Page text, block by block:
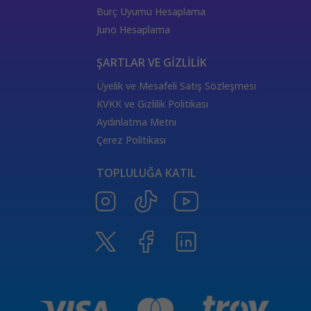
burçların elementleri
değişken
yükselen burçların özellikleri
Satürn Balık burcunda
ThetaHealing seansı
Tarot Destesi
Venüs burcu
Satürn burcu
Aşıklar Tarot Kartı
Güneş Tarot Sağlık Anlamı
Merkür Oğlak burcunda
Ay Tarot Sağlık Anlamı
Değnek Üçlüsü Anlamı
Denge kartı anlamı
tarotta değnek ikilisi sağlık anlamı
Burç Uyumu Hesaplama
Juno Hesaplama
ŞARTLAR VE GİZLİLİK
Üyelik ve Mesafeli Satış Sözleşmesi
KVKK ve Gizlilik Politikası
Aydınlatma Metni
Çerez Politikası
TOPLULUĞA KATIL